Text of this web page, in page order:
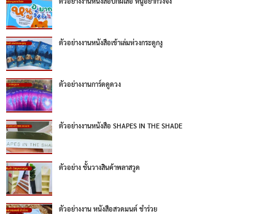
ตัวอย่างงานหนังสือเข้าเล่มห่วงกระดูกงู
ตัวอย่างงานการ์ดดูดวง
ตัวอย่างงานหนังสือ SHAPES IN THE SHADE
ตัวอย่าง ชั้นวางสินค้าพลาสวูด
ตัวอย่างงาน หนังสือสวดมนต์ ชำร่วย